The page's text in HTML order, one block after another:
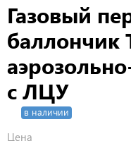
Газовый
баллончик
с ЛЦУ
в наличии
Цена